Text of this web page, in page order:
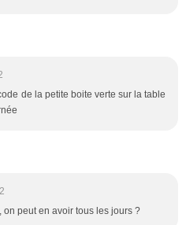
de la petite boite verte sur la table
on peut en avoir tous les jours ?